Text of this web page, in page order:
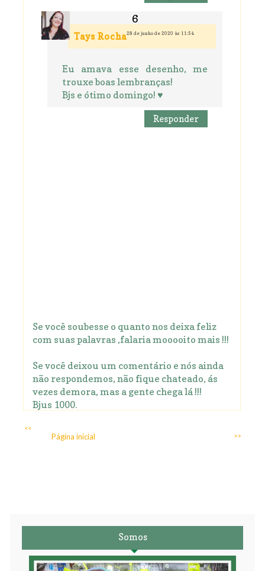
Tays Rocha28 de junho de 2020 às 11:54
Eu amava esse desenho, me
trouxe boas lembranças!
Bjs e ótimo domingo! ♥
Responder
Se você soubesse o quanto nos deixa feliz
com suas palavras ,falaria mooooito mais !!!
Se você deixou um comentário e nós ainda
não respondemos, não fique chateado, ás
vezes demora, mas a gente chega lá !!!
Bjus 1000.
<<
>>
Página inicial
Somos